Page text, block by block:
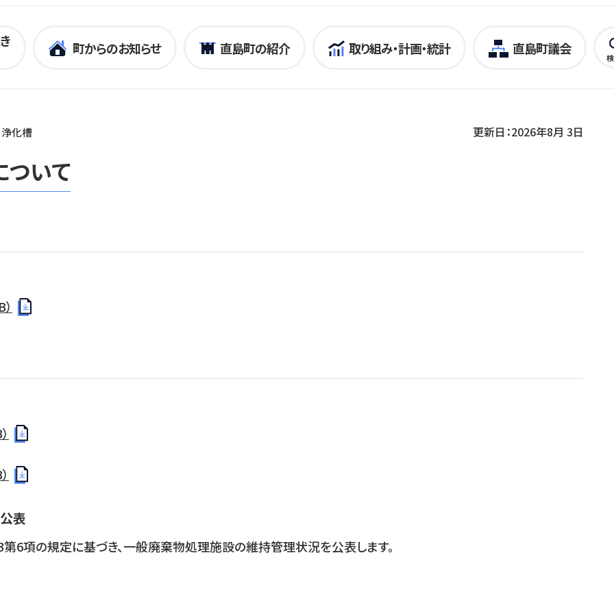
町からのお知らせ 直島町の紹介 取り組み・計画・統計 直島町議会
浄化槽 更新日：2026年8月 3日
ついて
表
6項の規定に基づき、一般廃棄物処理施設の維持管理状況を公表します。